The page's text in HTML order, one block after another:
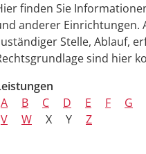
finden Sie
anderer Einrichtungen.
Stelle, Ablauf,
sind hier
A
B C D E F G
V
W X Y Z